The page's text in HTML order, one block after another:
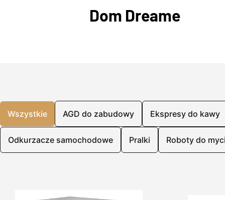
Dom Dreame
AGD do zabudowy Ekspresy do kawy
Odkurzacze samochodowe Pralki Roboty do
Wszystkie